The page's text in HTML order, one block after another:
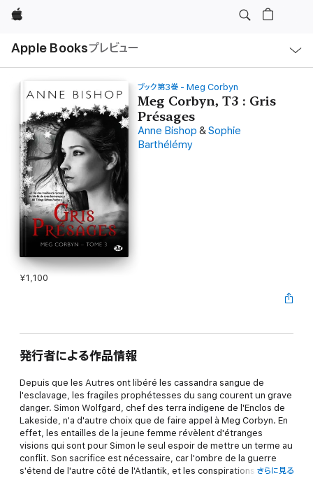
Apple
Apple Booksプレビュー
ル
ブック第3巻 - Meg Corbyn
Meg Corbyn, T3 : Gris
Présages
Anne Bishop &Sophie
Barthélémy
¥1,100
発行者による作品情報
Depuis que les Autres ont libéré les cassandra sangue de
l'esclavage, les fragiles prophétesses du sang courent un grave
danger. Simon Wolfgard, chef des terra indigene de l'Enclos de
Lakeside, n'a d'autre choix que de faire appel à Meg Corbyn. En
effet, les entailles de la jeune femme révèlent d'étranges
visions qui sont pour Simon le seul espoir de mettre un terme au
conflit. Son sacrifice est nécessaire, car l'ombre de la guerre
s'étend de l'autre côté de l'Atlantik, et les conspirations d'unさらに見る